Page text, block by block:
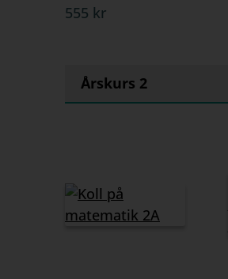
555 kr
Årskurs 2